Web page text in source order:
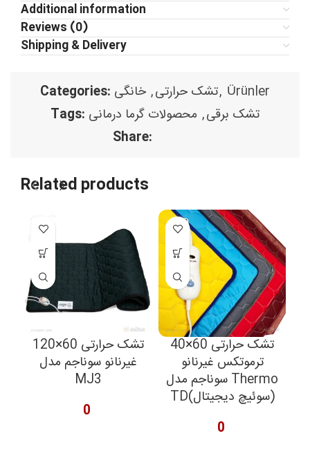
Additional information
Reviews (0)
Shipping & Delivery
Categories: تشک حرارتی, خانگی , Ürünler
Tags:
تشک برقی, محصولات گرما درمانی
Share:
Related products
تشک حرارتی 60×120
غیرنانو سوناجم مدل
MJ3
تشک حرارتی 60×40
ترموتکس غیرنانو
سوناجم مدل Thermo
TD(سوئیچ دیجیتال)